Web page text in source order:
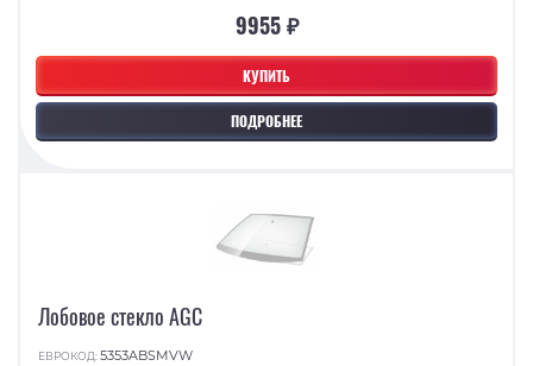
КУПИТЬ
ПОДРОБНЕЕ
9955 ₽
Лобовое стекло AGC
ЕВРОКОД:5353ABSMVW